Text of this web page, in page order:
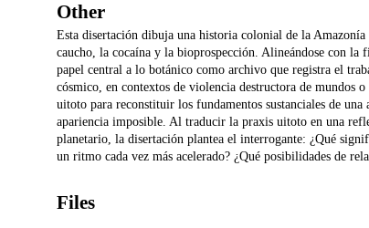
Other
Esta disertación dibuja una historia colonial de la
caucho, la cocaína y la bioprospección. Alineándose con
papel central a lo botánico como archivo que registra el
cósmico, en contextos de violencia destructora de mundos
uitoto para reconstituir los fundamentos sustanciales de
apariencia imposible. Al traducir la praxis uitoto en una
planetario, la disertación plantea el interrogante: ¿Qué
un ritmo cada vez más acelerado? ¿Qué posibilidades de
Files